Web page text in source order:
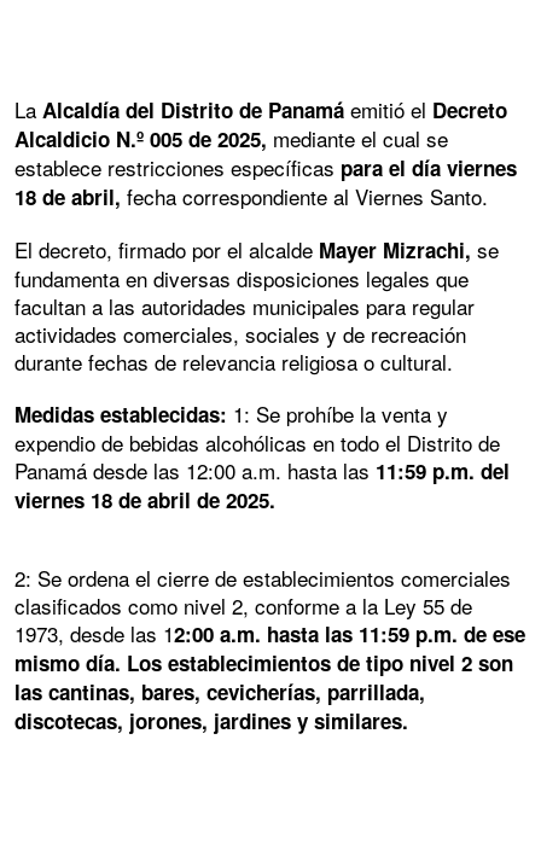
La Alcaldía del Distrito de Panamá emitió el Decreto
Alcaldicio N.º 005 de 2025, mediante el cual se
establece restricciones específicas para el día viernes
18 de abril, fecha correspondiente al Viernes Santo.
El decreto, firmado por el alcalde Mayer Mizrachi, se
fundamenta en diversas disposiciones legales que
facultan a las autoridades municipales para regular
actividades comerciales, sociales y de recreación
durante fechas de relevancia religiosa o cultural.
Medidas establecidas: 1: Se prohíbe la venta y
expendio de bebidas alcohólicas en todo el Distrito de
Panamá desde las 12:00 a.m. hasta las 11:59 p.m. del
viernes 18 de abril de 2025.
2: Se ordena el cierre de establecimientos comerciales
clasificados como nivel 2, conforme a la Ley 55 de
1973, desde las 12:00 a.m. hasta las 11:59 p.m. de ese
mismo día. Los establecimientos de tipo nivel 2 son
las cantinas, bares, cevicherías, parrillada,
discotecas, jorones, jardines y similares.